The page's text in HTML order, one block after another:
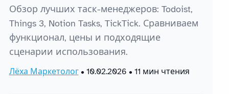
Обзор лучших таск-менеджеров: Todoist,
Things 3, Notion Tasks, TickTick. Сравниваем
функционал, цены и подходящие
сценарии использования.
Лёха Маркетолог• 10.02.2026 • 11 мин чтения